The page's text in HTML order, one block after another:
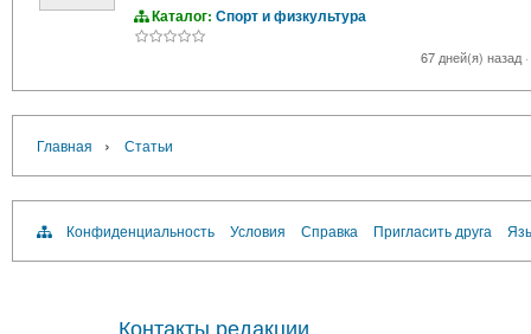
Каталог: Спорт и физкультура
67 дней(я) назад ·
Главная › Статьи
Конфиденциальность Условия Справка Пригласить друга
Контакты редакции